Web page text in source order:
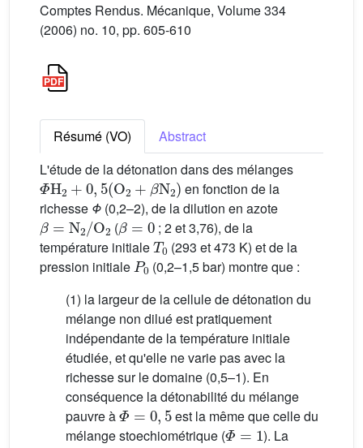
Comptes Rendus. Mécanique, Volume 334
(2006) no. 10, pp. 605-610
Résumé (VO)
Abstract
L'étude de la détonation dans des mélanges
ΦH2+0,5(O2+βN2)
en fonction de la
richesse Φ (0,2–2), de la dilution en azote
β=N2/O2
(
β=0
; 2 et 3,76), de la
température initiale
T0
(293 et 473 K) et de la
pression initiale
P0
(0,2–1,5 bar) montre que :
(1) la largeur de la cellule de détonation du
mélange non dilué est pratiquement
indépendante de la température initiale
étudiée, et qu'elle ne varie pas avec la
richesse sur le domaine (0,5–1). En
conséquence la détonabilité du mélange
pauvre à
Φ=0,5
est la même que celle du
mélange stoechiométrique (
Φ=1
). La